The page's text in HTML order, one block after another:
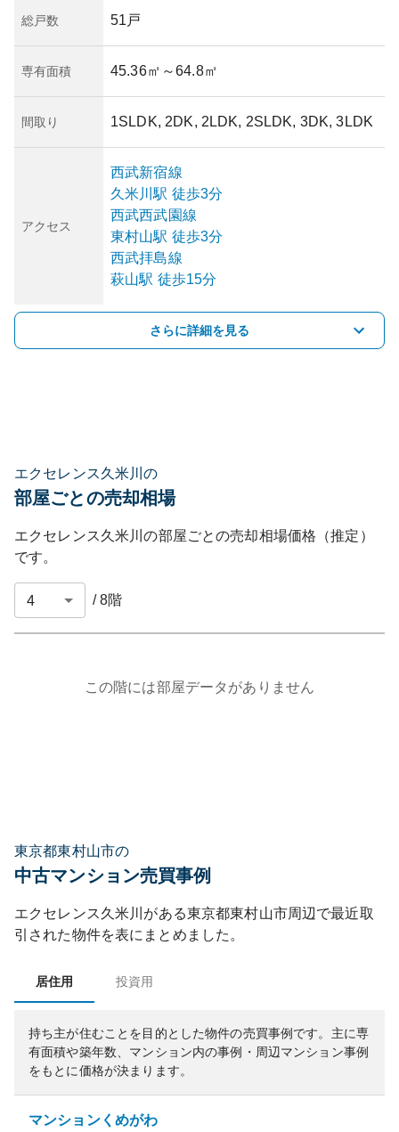
総戸数 51戸
専有面積 45.36㎡ ～64.8㎡
間取り 1SLDK, 2DK, 2LDK, 2SLDK, 3DK, 3LDK
アクセス
西武新宿線
久米川駅 徒歩3分
西武西武園線
東村山駅 徒歩3分
西武拝島線
萩山駅 徒歩15分
さらに詳細を見る
エクセレンス久米川の
部屋ごとの売却相場
エクセレンス久米川の部屋ごとの売却相場価格（推定）
です。
/8階
この階には部屋データがありません
東京都東村山市の
中古マンション売買事例
エクセレンス久米川 がある東京都東村山市周辺で最近取
引された物件を表にまとめました。
居住用 投資用
持ち主が住むことを目的とした物件の売買事例です。 主に専
有面積や築年数、マンション内の事例・周辺マンション事例
をもとに価格が決まります。
マンションくめがわ